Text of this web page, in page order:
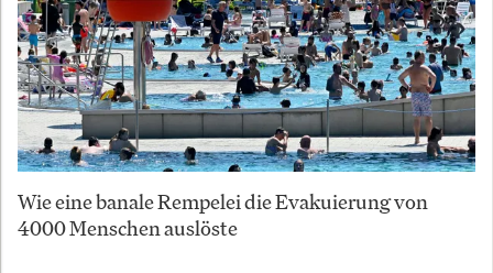
Wie eine banale Rempelei die Evakuierung von
4000 Menschen auslöste